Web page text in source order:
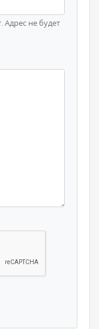
Адрес не будет